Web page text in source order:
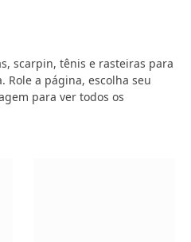
scarpin, tênis e rasteiras para
Role a página, escolha seu
para ver todos os